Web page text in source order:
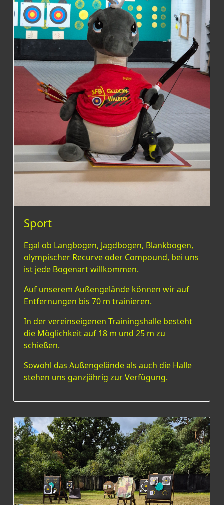
Sport
Egal ob Langbogen, Jagdbogen, Blankbogen,
olympischer Recurve oder Compound, bei uns
ist jede Bogenart willkommen.
Auf unserem Außengelände können wir auf
Entfernungen bis 70 m trainieren.
In der vereinseigenen Trainingshalle besteht
die Möglichkeit auf 18 m und 25 m zu
schießen.
Sowohl das Außengelände als auch die Halle
stehen uns ganzjährig zur Verfügung.